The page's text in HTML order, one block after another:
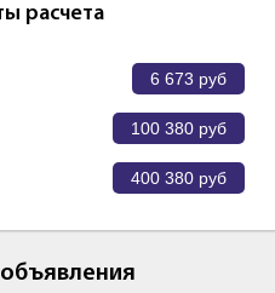
расчета
6 673 руб
100 380 руб
400 380 руб